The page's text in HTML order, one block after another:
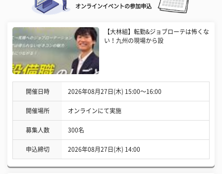
オンラインイベントの参加申込
【大林組】転勤&ジョブローテは怖くな
い！九州の現場から設
開催日時 2026年08月27日(木) 15:00〜16:00
開催場所 オンラインにて実施
募集人数 300名
申込締切 2026年08月27日(木) 14:00